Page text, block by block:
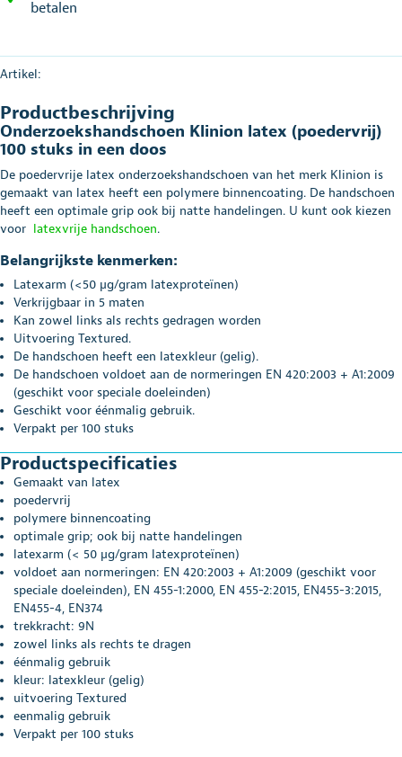
betalen
Artikel:
Productbeschrijving
Onderzoekshandschoen Klinion latex (poedervrij)
100 stuks in een doos
De poedervrije latex onderzoekshandschoen van het merk Klinion is
gemaakt van latex heeft een polymere binnencoating. De handschoen
heeft een optimale grip ook bij natte handelingen. U kunt ook kiezen
voor latexvrije handschoen.
Belangrijkste kenmerken:
Latexarm (<50 µg/gram latexproteïnen)
Verkrijgbaar in 5 maten
Kan zowel links als rechts gedragen worden
Uitvoering Textured.
De handschoen heeft een latexkleur (gelig).
De handschoen voldoet aan de normeringen EN 420:2003 + A1:2009
(geschikt voor speciale doeleinden)
Geschikt voor éénmalig gebruik.
Verpakt per 100 stuks
Productspecificaties
Gemaakt van latex
poedervrij
polymere binnencoating
optimale grip; ook bij natte handelingen
latexarm (< 50 µg/gram latexproteïnen)
voldoet aan normeringen: EN 420:2003 + A1:2009 (geschikt voor
speciale doeleinden), EN 455-1:2000, EN 455-2:2015, EN455-3:2015,
EN455-4, EN374
trekkracht: 9N
zowel links als rechts te dragen
éénmalig gebruik
kleur: latexkleur (gelig)
uitvoering Textured
eenmalig gebruik
Verpakt per 100 stuks